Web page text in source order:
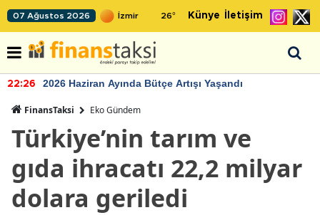
07 Ağustos 2026 26° Künye İletişim
22:26 2026 Haziran Ayında Bütçe Artışı Yaşandı
FinansTaksi Eko Gündem
Türkiye’nin tarım ve
gıda ihracatı 22,2 milyar
dolara geriledi